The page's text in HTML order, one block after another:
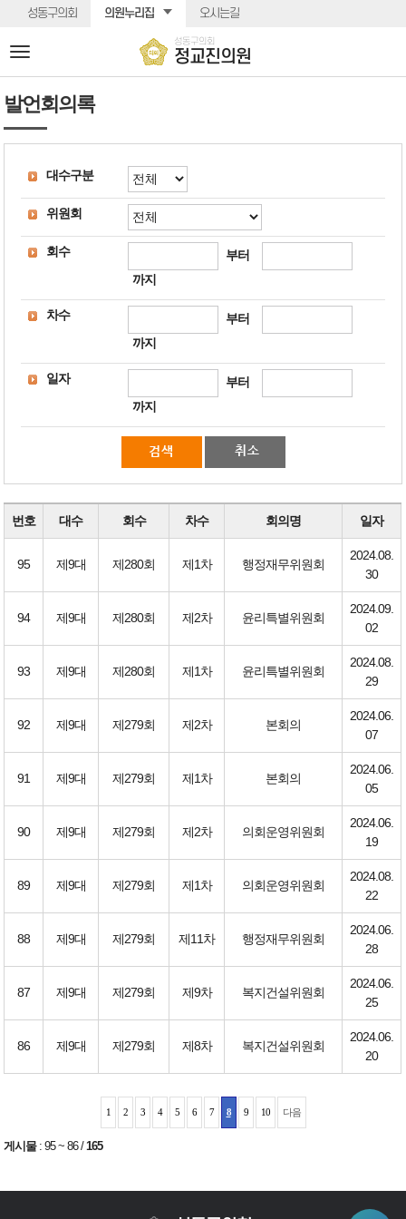
본문바로가기
성동구의회 의원누리집 오시는길
성동구의회
정교진의원
전
뉴
발언회의록
대수구분
위원회
회수
부터
까지
차수
부터
까지
일자
부터
까지
번호 대수 회수 차수 회의명 일자
95 제9대 제280회 제1차 행정재무위원회
2024.08.
30
94 제9대 제280회 제2차 윤리특별위원회
2024.09.
02
93 제9대 제280회 제1차 윤리특별위원회
2024.08.
29
92 제9대 제279회 제2차 본회의
2024.06.
07
91 제9대 제279회 제1차 본회의
2024.06.
05
90 제9대 제279회 제2차 의회운영위원회
2024.06.
19
89 제9대 제279회 제1차 의회운영위원회
2024.08.
22
88 제9대 제279회 제11차 행정재무위원회
2024.06.
28
87 제9대 제279회 제9차 복지건설위원회
2024.06.
25
86 제9대 제279회 제8차 복지건설위원회
2024.06.
20
1 2 3 4 5 6 7 8 9 10 다음
게시물:95 ~ 86/165